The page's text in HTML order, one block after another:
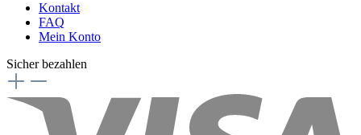
Kontakt
FAQ
Mein Konto
Sicher bezahlen